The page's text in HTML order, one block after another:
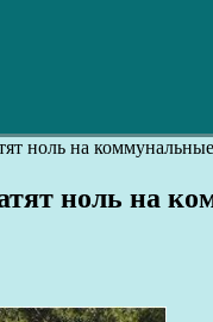
ноль на
ноль на